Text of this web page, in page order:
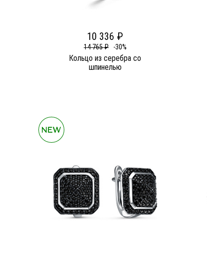
10 336 ₽
14 765 ₽ -30%
Кольцо из серебра со
шпинелью